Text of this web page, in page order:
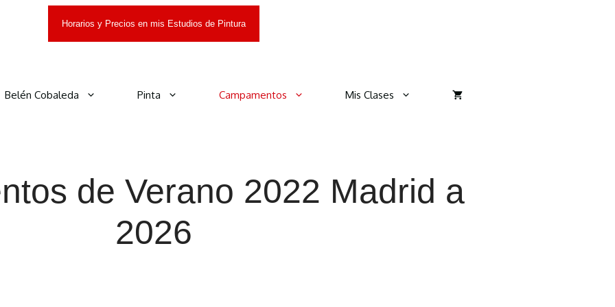
Horarios y Precios en mis Estudios de Pintura
Belén Cobaleda Pinta Campamentos Mis Clases
de Verano 2022 Madrid a
2026